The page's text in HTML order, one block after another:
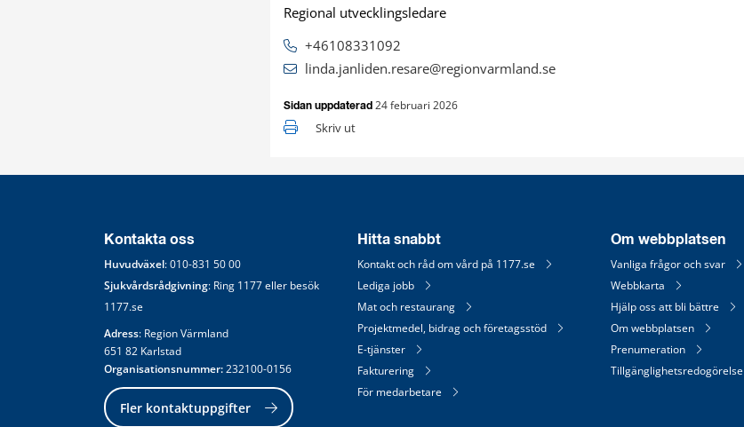
Regional utvecklingsledare
+46108331092
linda.janliden.resare@regionvarmland.se
Sidan uppdaterad 24 februari 2026
Skriv ut
Kontakta oss
Huvudväxel: 010-831 50 00
Sjukvårdsrådgivning: Ring 1177 eller besök
1177.se
Adress: Region Värmland
651 82 Karlstad
Organisationsnummer: 232100-0156
Fler kontaktuppgifter
Hitta snabbt
Kontakt och råd om vård på 1177.se
Lediga jobb
Mat och restaurang
Projektmedel, bidrag och företagsstöd
E-tjänster
Fakturering
För medarbetare
Om webbplatsen
Vanliga frågor och svar
Webbkarta
Hjälp oss att bli bättre
Om webbplatsen
Prenumeration
Tillgänglighetsredogörelse